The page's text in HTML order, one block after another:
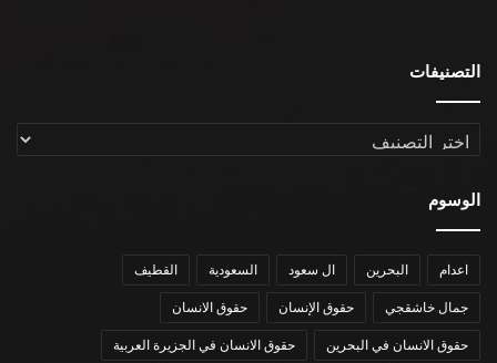
التصنيفات
التصنيفات
الوسوم
اعدام البحرين ال سعود السعودية القطيف
جمال خاشقجي حقوق الإنسان حقوق الانسان
حقوق الانسان في البحرين حقوق الانسان في الجزيرة العربية